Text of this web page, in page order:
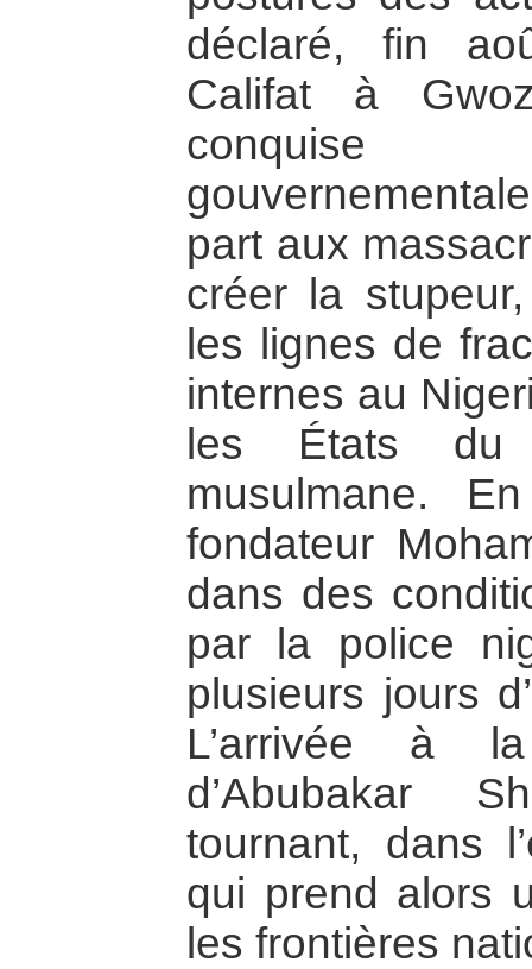
déclaré, fin
Califat à
part aux
créer la
les lignes de
internes au
les États du
musulmane.
fondateur
dans des
par la police
plusieurs jours
L’arrivée à
d’Abubakar
tournant, dans
qui prend alors
les frontières